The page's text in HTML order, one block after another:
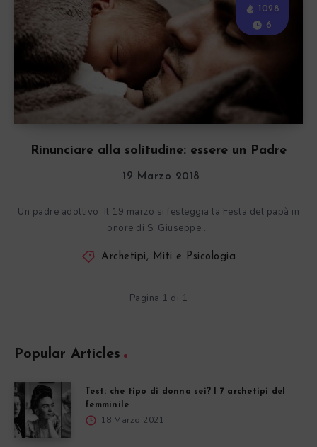
Rinunciare alla solitudine: essere un Padre
1028
6
19 Marzo 2018
Un padre adottivo Il 19 marzo si festeggia la Festa del papà in
onore di S. Giuseppe,…
Archetipi, Miti e Psicologia
Pagina 1 di 1
Popular Articles
Test: che tipo di donna sei? I 7 archetipi del
femminile
18 Marzo 2021